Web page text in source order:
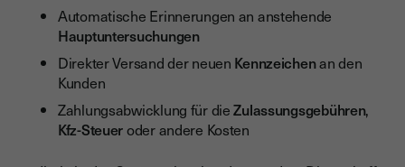
Automatische Erinnerungen an anstehende
Hauptuntersuchungen
Direkter Versand der neuen Kennzeichenan den
Kunden
Zahlungsabwicklung für dieZulassungsgebühren,
Kfz-Steueroder andere Kosten